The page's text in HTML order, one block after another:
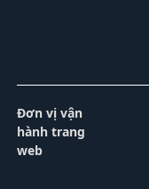
Đơn vị vận
hành trang
web